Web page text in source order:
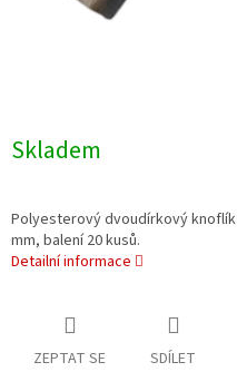
Skladem
Polyesterový dvoudírkový knoflík
mm, balení 20 kusů.
Detailní informace
ZEPTAT SE SDÍLET